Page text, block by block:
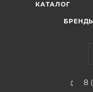
КАТАЛОГ
8